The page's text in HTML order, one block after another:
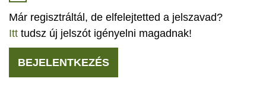
Már regisztráltál, de elfelejtetted a jelszavad?
Itt tudsz új jelszót igényelni magadnak!
BEJELENTKEZÉS